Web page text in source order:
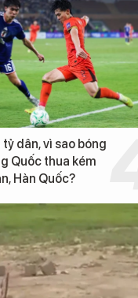
tỷ dân, vì sao bóng
Quốc thua kém
Hàn Quốc?